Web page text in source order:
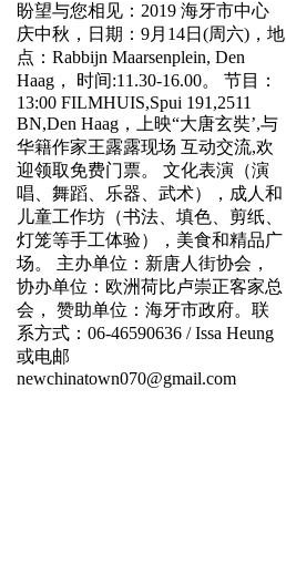
盼望与您相见：2019 海牙市中心
庆中秋，日期：9月14日(周六)，地
点：Rabbijn Maarsenplein, Den
Haag， 时间:11.30-16.00。 节目：
13:00 FILMHUIS,Spui 191,2511
BN,Den Haag，上映“大唐玄奘’,与
华籍作家王露露现场 互动交流,欢
迎领取免费门票。 文化表演（演
唱、舞蹈、乐器、武术），成人和
儿童工作坊（书法、填色、剪纸、
灯笼等手工体验），美食和精品广
场。 主办单位：新唐人街协会，
协办单位：欧洲荷比卢崇正客家总
会， 赞助单位：海牙市政府。联
系方式：06-46590636 / Issa Heung
或电邮
newchinatown070@gmail.com